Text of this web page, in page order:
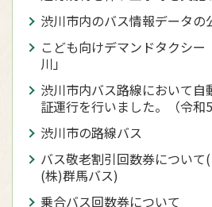
渋川市内のバス情報データの
こども向けデマンドタクシ
川」
渋川市内バス路線において自
証運行を行いました。（令和5
渋川市の路線バス
バス敬老割引回数券について
(株)群馬バス)
乗合バス回数券について